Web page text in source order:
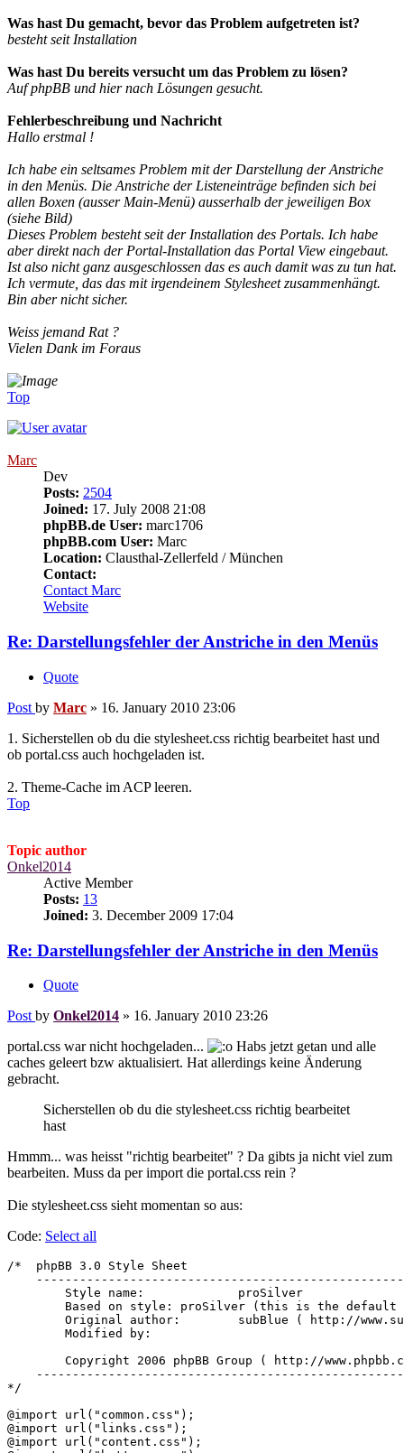
Was hast Du gemacht, bevor das Problem aufgetreten ist?
besteht seit Installation
Was hast Du bereits versucht um das Problem zu lösen?
Auf phpBB und hier nach Lösungen gesucht.
Fehlerbeschreibung und Nachricht
Hallo erstmal !
Ich habe ein seltsames Problem mit der Darstellung der Anstriche
in den Menüs. Die Anstriche der Listeneinträge befinden sich bei
allen Boxen (ausser Main-Menü) ausserhalb der jeweiligen Box
(siehe Bild)
Dieses Problem besteht seit der Installation des Portals. Ich habe
aber direkt nach der Portal-Installation das Portal View eingebaut.
Ist also nicht ganz ausgeschlossen das es auch damit was zu tun hat.
Ich vermute, das das mit irgendeinem Stylesheet zusammenhängt.
Bin aber nicht sicher.
Weiss jemand Rat ?
Vielen Dank im Foraus
Top
Marc
Dev
Posts: 2504
Joined: 17. July 2008 21:08
phpBB.de User: marc1706
phpBB.com User: Marc
Location: Clausthal-Zellerfeld / München
Contact:
Contact Marc
Website
Re: Darstellungsfehler der Anstriche in den Menüs
Quote
Post by Marc » 16. January 2010 23:06
1. Sicherstellen ob du die stylesheet.css richtig bearbeitet hast und
ob portal.css auch hochgeladen ist.
2. Theme-Cache im ACP leeren.
Top
Topic author
Onkel2014
Active Member
Posts: 13
Joined: 3. December 2009 17:04
Re: Darstellungsfehler der Anstriche in den Menüs
Quote
Post by Onkel2014 » 16. January 2010 23:26
portal.css war nicht hochgeladen...
Habs jetzt getan und alle
caches geleert bzw aktualisiert. Hat allerdings keine Änderung
gebracht.
Sicherstellen ob du die stylesheet.css richtig bearbeitet
hast
Hmmm... was heisst "richtig bearbeitet" ? Da gibts ja nicht viel zum
bearbeiten. Muss da per import die portal.css rein ?
Die stylesheet.css sieht momentan so aus:
Code: Select all
/*  phpBB 3.0 Style Sheet
*/
@import url("common.css");
@import url("links.css");
@import url("content.css");